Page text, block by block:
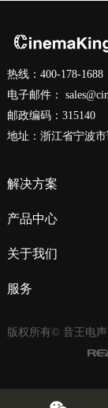
热线：400-178-1688
电子邮件：
邮政编码：315140
地址：浙江省宁波
解决方案
产品中心
关于我们
服务
版权所有© 音王电